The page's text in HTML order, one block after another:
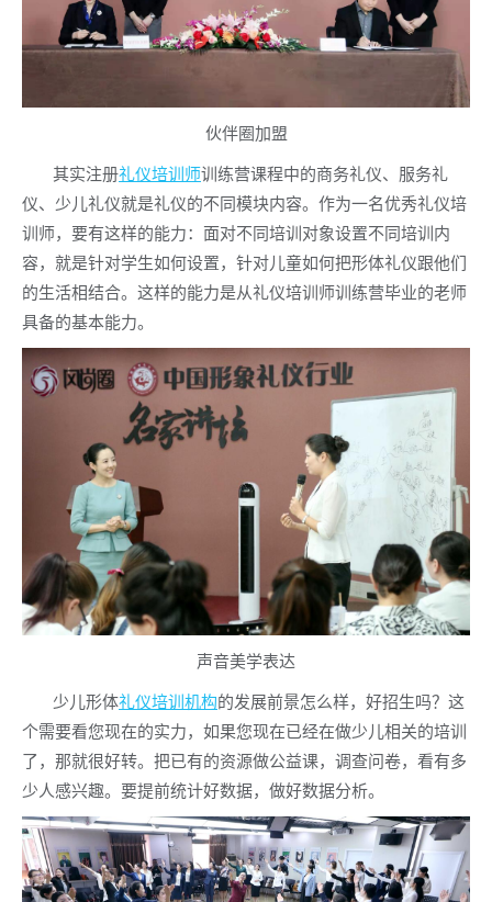
伙伴圈加盟
其实注册礼仪培训师训练营课程中的商务礼仪、服务礼
仪、少儿礼仪就是礼仪的不同模块内容。作为一名优秀礼仪培
训师，要有这样的能力：面对不同培训对象设置不同培训内
容，就是针对学生如何设置，针对儿童如何把形体礼仪跟他们
的生活相结合。这样的能力是从礼仪培训师训练营毕业的老师
具备的基本能力。
声音美学表达
少儿形体礼仪培训机构的发展前景怎么样，好招生吗？这
个需要看您现在的实力，如果您现在已经在做少儿相关的培训
了，那就很好转。把已有的资源做公益课，调查问卷，看有多
少人感兴趣。要提前统计好数据，做好数据分析。